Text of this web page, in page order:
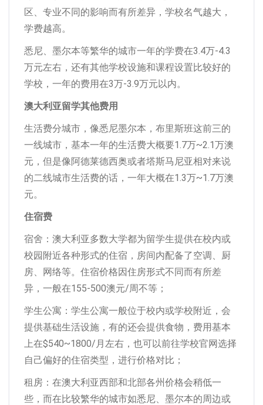
区、专业不同的影响而有所差异，学校名气越大，
学费越高。
悉尼、墨尔本等繁华的城市一年的学费在3.4万-4.3
万元左右，还有其他学校设施和课程设置比较好的
学校，一年的费用在3万-3.9万元以内。
澳大利亚留学其他费用
生活费分城市，像悉尼墨尔本，布里斯班这前三的
一线城市，基本一年的生活费大概要1.7万~2.1万澳
元，但是像阿德莱德西奥或者塔斯马尼亚相对来说
的二线城市生活费的话，一年大概在1.3万~1.7万澳
元。
住宿费
宿舍：澳大利亚多数大学都为留学生提供在校内或
校园附近各种形式的住宿，房间内配备了空调、厨
房、网络等。住宿价格因住房形式不同而有所差
异，一般在155-500澳元/周不等；
学生公寓：学生公寓一般位于校内或学校附近，会
提供基础生活设施，有的还会提供食物，费用基本
上在$540~1800/月左右，也可以前往学校官网选择
自己偏好的住宿类型，进行价格对比；
租房：在澳大利亚西部和北部各州价格会稍低一
些，而在比较繁华的城市如悉尼、墨尔本的周边或